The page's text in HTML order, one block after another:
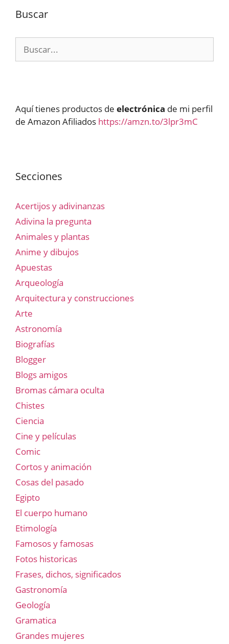
Buscar
Aquí tienes productos de electrónica de mi perfil
de Amazon Afiliados https://amzn.to/3lpr3mC
Secciones
Acertijos y adivinanzas
Adivina la pregunta
Animales y plantas
Anime y dibujos
Apuestas
Arqueología
Arquitectura y construcciones
Arte
Astronomía
Biografías
Blogger
Blogs amigos
Bromas cámara oculta
Chistes
Ciencia
Cine y películas
Comic
Cortos y animación
Cosas del pasado
Egipto
El cuerpo humano
Etimología
Famosos y famosas
Fotos historicas
Frases, dichos, significados
Gastronomía
Geología
Gramatica
Grandes mujeres